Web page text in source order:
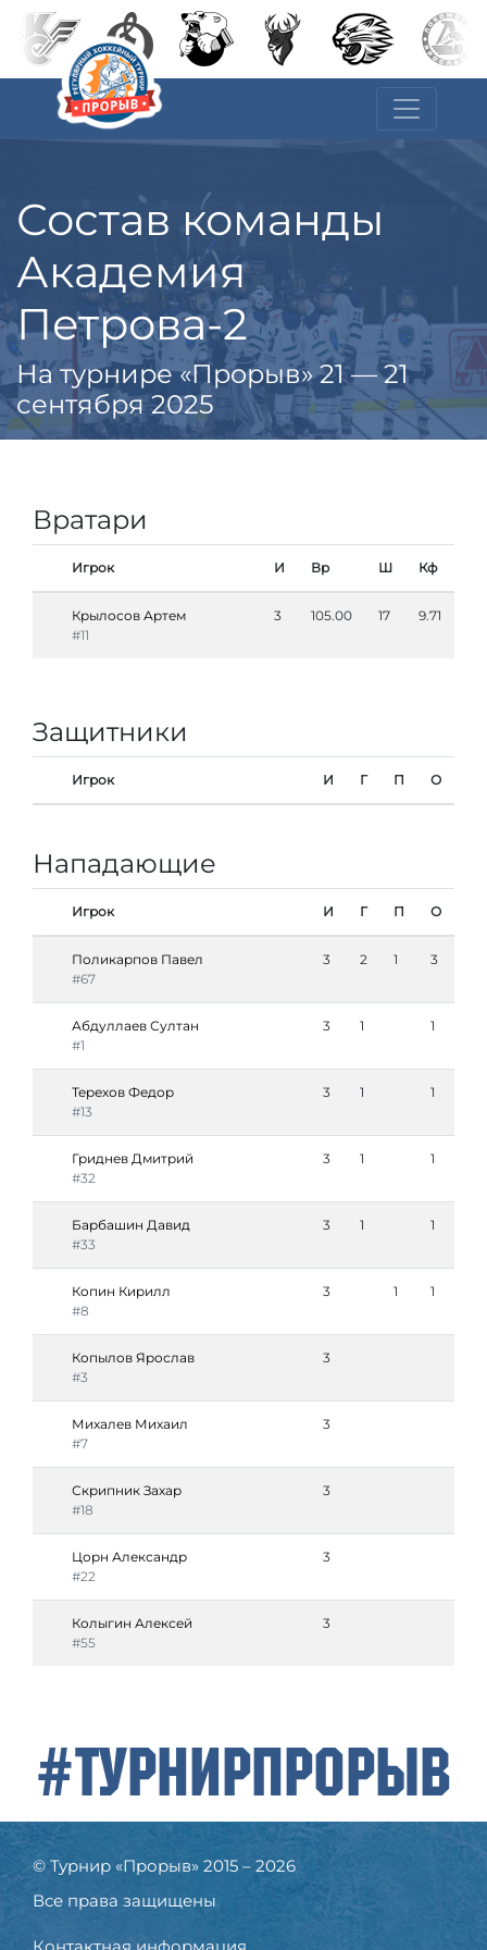
Состав команды
Академия
Петрова-2
На турнире «Прорыв» 21 — 21
сентября 2025
Вратари
Игрок И Вр Ш Кф
Крылосов Артем
#11
3 105.00 17 9.71
Защитники
Игрок И Г П О
Нападающие
Игрок И Г П О
Поликарпов Павел
#67
3 2 1 3
Абдуллаев Султан
#1
3 1 1
Терехов Федор
#13
3 1 1
Гриднев Дмитрий
#32
3 1 1
Барбашин Давид
#33
3 1 1
Копин Кирилл
#8
3 1 1
Копылов Ярослав
#3
3
Михалев Михаил
#7
3
Скрипник Захар
#18
3
Цорн Александр
#22
3
Колыгин Алексей
#55
3
#ТурнирПрорыв
© Турнир «Прорыв» 2015 – 2026
Все права защищены